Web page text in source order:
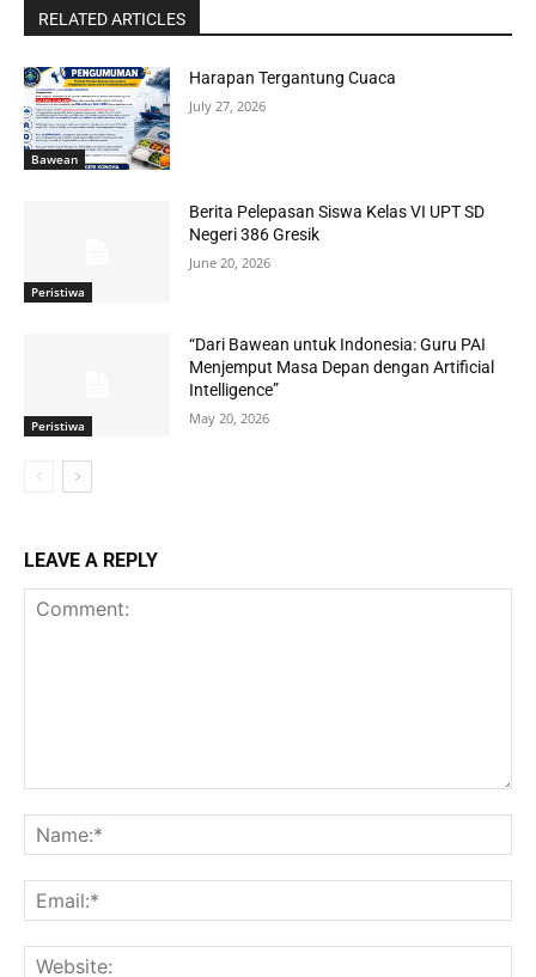
RELATED ARTICLES
Bawean
Harapan Tergantung Cuaca
July 27, 2026
Peristiwa
Berita Pelepasan Siswa Kelas VI UPT SD
Negeri 386 Gresik
June 20, 2026
Peristiwa
“Dari Bawean untuk Indonesia: Guru PAI
Menjemput Masa Depan dengan Artificial
Intelligence”
May 20, 2026
LEAVE A REPLY